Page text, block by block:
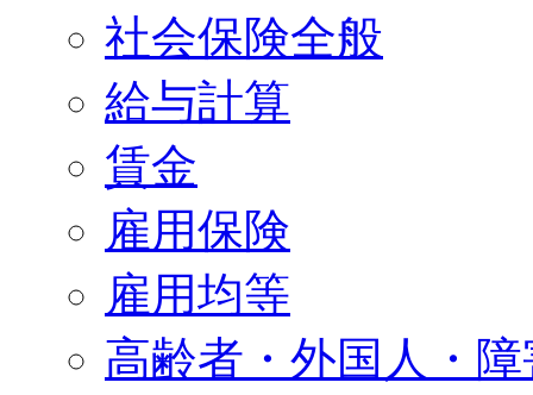
社会保険全般
給与計算
賃金
雇用保険
雇用均等
高齢者・外国人・